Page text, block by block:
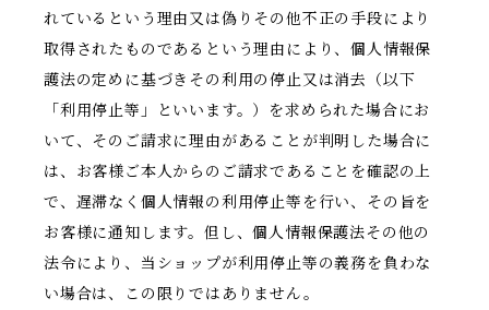
れているという理由又は偽りその他不正の手段により
取得されたものであるという理由により、個人情報保
護法の定めに基づきその利用の停止又は消去（以下
「利用停止等」といいます。）を求められた場合にお
いて、そのご請求に理由があることが判明した場合に
は、お客様ご本人からのご請求であることを確認の上
で、遅滞なく個人情報の利用停止等を行い、その旨を
お客様に通知します。但し、個人情報保護法その他の
法令により、当ショップが利用停止等の義務を負わな
い場合は、この限りではありません。